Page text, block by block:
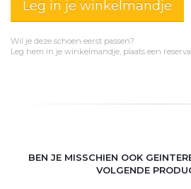
Leg in je winkelmandje
Wil je deze schoen eerst passen?
Leg hem in je winkelmandje, plaats een
BEN JE MISSCHIEN OOK
VOLGENDE